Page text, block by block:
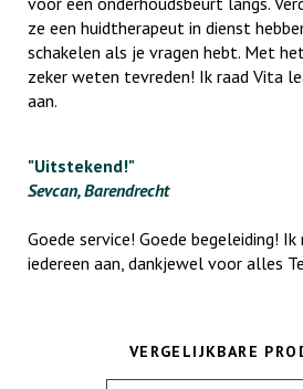
ze een huidtherapeut in dienst
schakelen als je vragen hebt. Met
zeker weten tevreden! Ik raad Vita
aan.
"Uitstekend!"
Sevcan, Barendrecht
Goede service! Goede begeleiding! Ik
iedereen aan, dankjewel voor alles
VERGELIJKBARE